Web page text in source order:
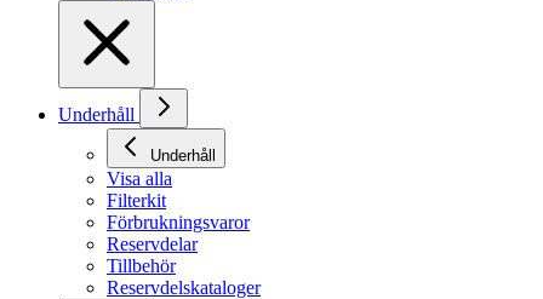
Underhåll
Underhåll
Visa alla
Filterkit
Förbrukningsvaror
Reservdelar
Tillbehör
Reservdelskataloger